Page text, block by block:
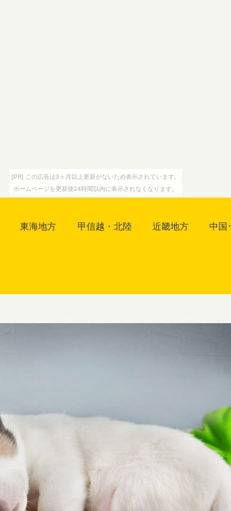
[PR] この広告は3ヶ月以上更新がないため表示されています。
ホームページを更新後24時間以内に表示されなくなります。
東海地方 甲信越・北陸 近畿地方 中国